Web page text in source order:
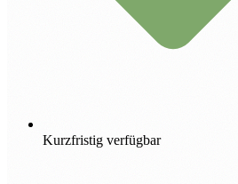
Kurzfristig verfügbar